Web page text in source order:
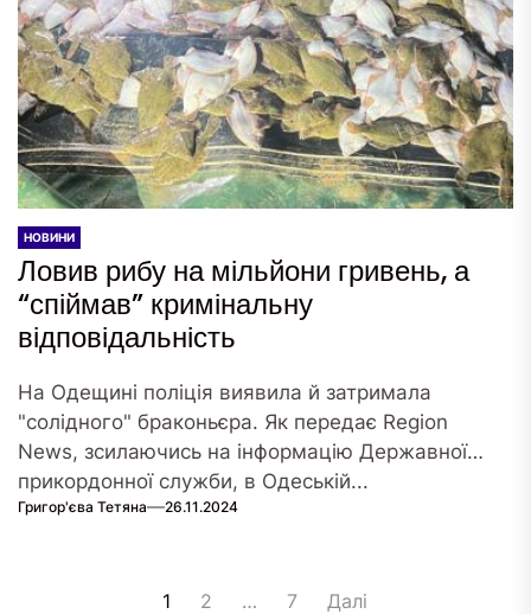
НОВИНИ
Ловив рибу на мільйони гривень, а
“спіймав” кримінальну
відповідальність
На Одещині поліція виявила й затримала
"солідного" браконьєра. Як передає Region
News, зсилаючись на інформацію Державної
прикордонної служби, в Одеській...
Григор'єва Тетяна 26.11.2024
1 2 … 7 Далі